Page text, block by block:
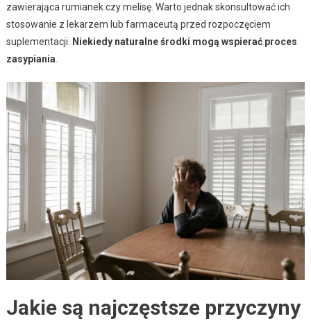
zawierająca rumianek czy melisę. Warto jednak skonsultować ich
stosowanie z lekarzem lub farmaceutą przed rozpoczęciem
suplementacji. Niekiedy naturalne środki mogą wspierać proces
zasypiania
Jakie są najczęstsze przyczyny